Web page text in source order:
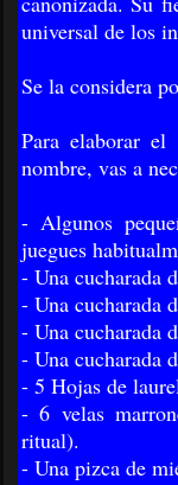
universal de los
Se la considera
Para elaborar
nombre, vas a
- Algunos
juegues
- Una cucharada
- Una cucharada
- Una cucharada
- Una cucharada
- 5 Hojas de
- 6 velas
ritual).
- Una pizca de